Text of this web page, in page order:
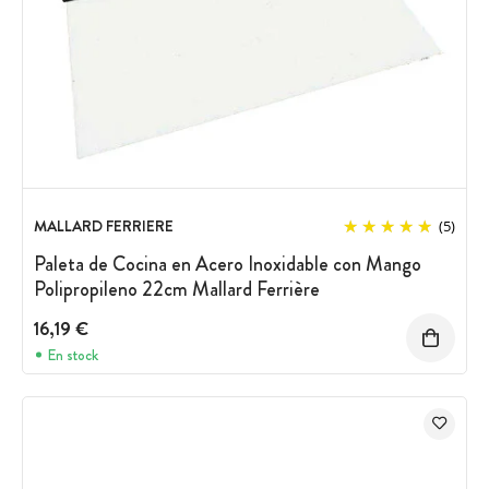
MALLARD FERRIERE (5)
Paleta de Cocina en Acero Inoxidable con Mango
Polipropileno 22cm Mallard Ferrière
16,19 €
En stock